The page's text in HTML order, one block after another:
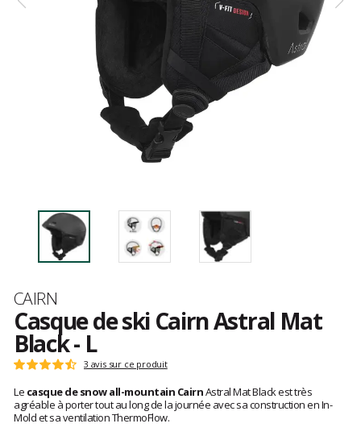
Marque
CAIRN
Casque de ski Cairn Astral Mat
Black - L
Référence
0-
0-
02
L
Les
clients
Note
:
4.6
sur
3 avis sur ce produit
Le casque de snow all-mountain CairnAstral Mat Black est très
agréable à porter tout au long de la journée avec sa construction en In-
Mold et sa ventilation ThermoFlow.